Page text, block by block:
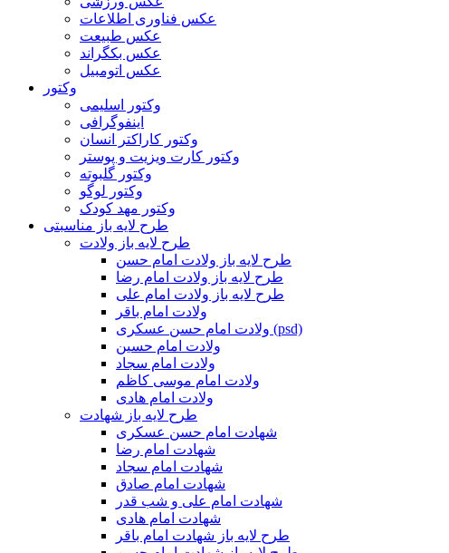
عکس فناوری اطلاعات
عکس طبیعت
عکس بکگراند
عکس اتومبیل
وکتور
وکتور اسلیمی
اینفوگرافی
وکتور کاراکتر انسان
وکتور کارت ویزیت و پوستر
وکتور گلبوته
وکتور لوگو
وکتور مهد کودک
طرح لایه باز مناسبتی
طرح لایه باز ولادت
طرح لایه باز ولادت امام حسن
طرح لایه باز ولادت امام رضا
طرح لایه باز ولادت امام علی
ولادت امام باقر
ولادت امام حسن عسکری (psd)
ولادت امام حسین
ولادت امام سجاد
ولادت امام موسی کاظم
ولادت امام هادی
طرح لایه باز شهادت
شهادت امام حسن عسکری
شهادت امام رضا
شهادت امام سجاد
شهادت امام صادق
شهادت امام علی و شب قدر
شهادت امام هادی
طرح لایه باز شهادت امام باقر